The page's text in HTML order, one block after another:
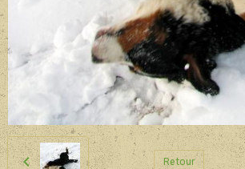
Retour